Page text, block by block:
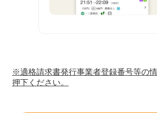
※適格請求書発行事業者登録番号等の
押下ください。